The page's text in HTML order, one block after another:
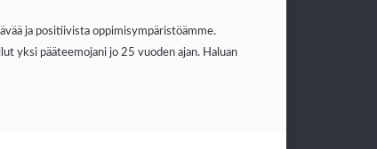
ja positiivista oppimisympäristöämme.
yksi pääteemojani jo 25 vuoden ajan. Haluan